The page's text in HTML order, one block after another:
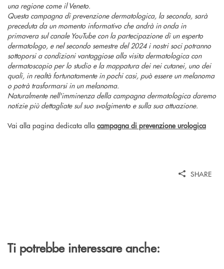
una regione come il Veneto.
Questa campagna di prevenzione dermatologica, la seconda, sarà
preceduta da un momento informativo che andrà in onda in
primavera sul canale YouTube con la partecipazione di un esperto
dermatologo, e nel secondo semestre del 2024 i nostri soci potranno
sottoporsi a condizioni vantaggiose alla visita dermatologica con
dermatoscopio per lo studio e la mappatura dei nei cutanei, uno dei
quali, in realtà fortunatamente in pochi casi, può essere un melanoma
o potrà trasformarsi in un melanoma.
Naturalmente nell'imminenza della campagna dermatologica daremo
notizie più dettagliate sul suo svolgimento e sulla sua attuazione.
Vai alla pagina dedicata alla campagna di prevenzione urologica
SHARE
Ti potrebbe interessare anche: